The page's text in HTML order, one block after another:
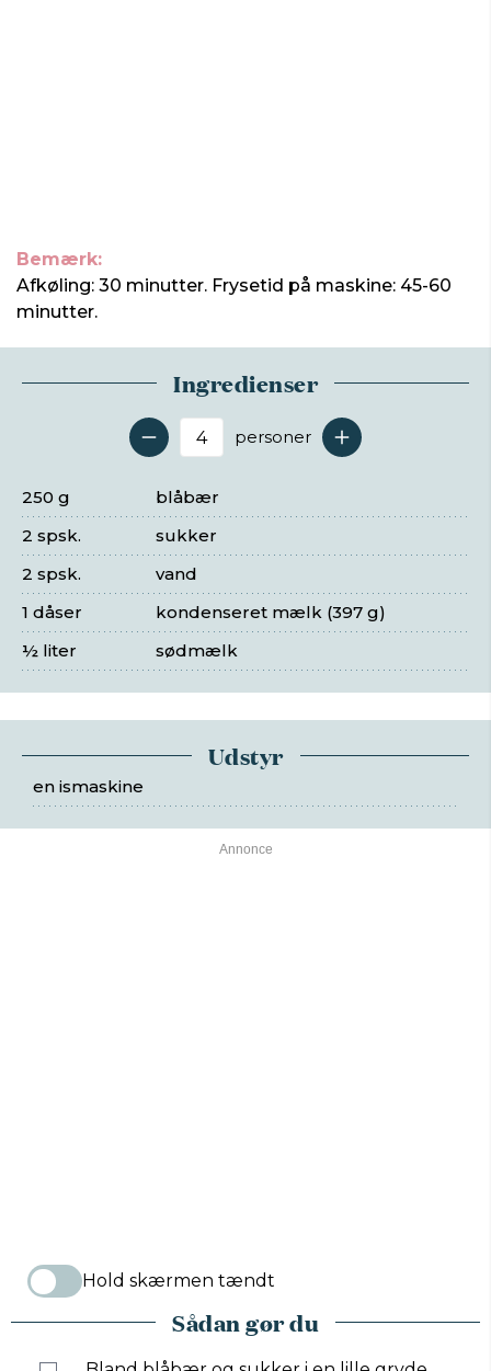
Bemærk:
Afkøling: 30 minutter. Frysetid på maskine: 45-60
minutter.
Ingredienser
Antal serveringer
personer
blåbær
250 g
sukker
2 spsk.
vand
2 spsk.
kondenseret mælk (397 g)
1 dåser
sødmælk
½ liter
Udstyr
en ismaskine
Hold skærmen tændt
Sådan gør du